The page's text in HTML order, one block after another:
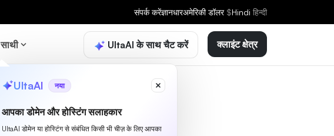
संपर्क करेंज्ञानधारअमेरिकी डॉलर $Hindi हिन्दी
साथी UltaAI के साथ चैट करें
UltaAI नया
आपका डोमेन और होस्टिंग सलाहकार
UltaAI डोमेन या होस्टिंग से संबंधित किसी भी चीज़ के लिए आपका
क्लाइंट क्षेत्र